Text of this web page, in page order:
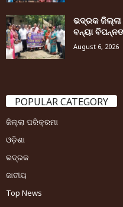
ଭଦ୍ରକ ଜିଲ୍ଲା
ବନ୍ୟା
August 6, 2026
POPULAR CATEGORY
ଜିଲ୍ଲା ପରିକ୍ରମା
ଓଡ଼ିଶା
ଭଦ୍ରକ
ଜାତୀୟ
Top News